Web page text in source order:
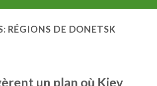
RÉGIONS DE DONETSK
un plan où Kiev